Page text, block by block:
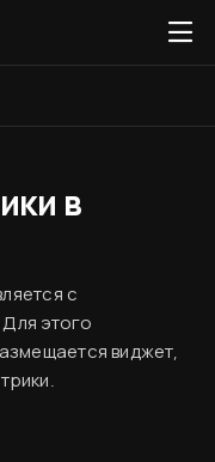
в
с
этого
виджет,